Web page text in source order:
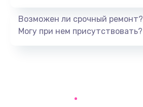
Заказать
Возможен ли срочный ремонт?
Могу при нем присутствовать?